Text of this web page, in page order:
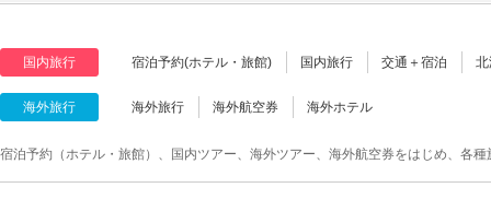
国内旅行 宿泊予約(ホテル・旅館) 国内旅行 交通＋宿泊
海外旅行 海外旅行 海外航空券 海外ホテル
宿泊予約（ホテル・旅館）、国内ツアー、海外ツアー、海外航空券をはじめ、各